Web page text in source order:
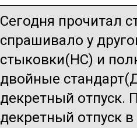
Сегодня прочитал
спрашивало у
стыковки(НС) и
двойные
декретный отпуск.
декретный отпуск